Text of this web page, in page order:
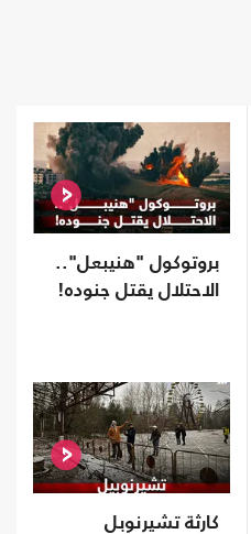
بروتوكول "هنيبعل"..
الاحتلال يقتل جنوده!
كارثة تشيرنوبل